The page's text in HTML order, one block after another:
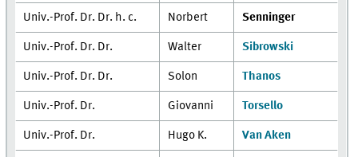
Univ.-Prof. Dr. Dr. h. c. Norbert Senninger
Univ.-Prof. Dr. Dr. Walter Sibrowski
Univ.-Prof. Dr. Dr. Solon Thanos
Univ.-Prof. Dr. Giovanni Torsello
Univ.-Prof. Dr. Hugo K. Van Aken